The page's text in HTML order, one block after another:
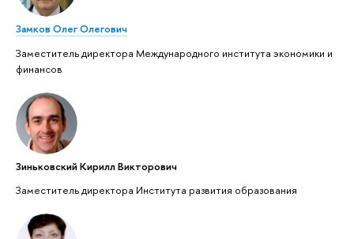
Замков Олег Олегович
Заместитель директора Международного института экономики и
финансов
Зиньковский Кирилл Викторович
Заместитель директора Института развития образования